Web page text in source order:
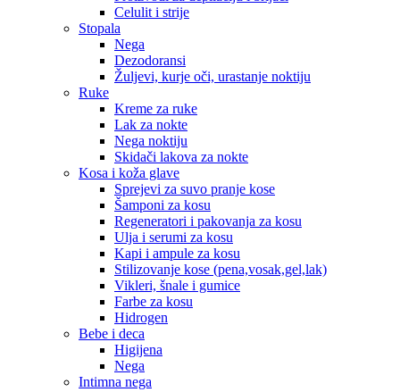
Celulit i strije
Stopala
Nega
Dezodoransi
Žuljevi, kurje oči, urastanje noktiju
Ruke
Kreme za ruke
Lak za nokte
Nega noktiju
Skidači lakova za nokte
Kosa i koža glave
Sprejevi za suvo pranje kose
Šamponi za kosu
Regeneratori i pakovanja za kosu
Ulja i serumi za kosu
Kapi i ampule za kosu
Stilizovanje kose (pena,vosak,gel,lak)
Vikleri, šnale i gumice
Farbe za kosu
Hidrogen
Bebe i deca
Higijena
Nega
Intimna nega